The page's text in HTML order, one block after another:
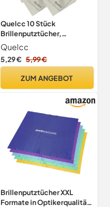
Quelcc 10 Stück
Brillenputztücher,
Mikrofaser Reinigungstuch,
Microfaser Display
Reinigungstuch, für Brillen,
Mikrofasertuch(15 x 18cm)
Quelcc
5,29 € 5,99 €
ZUM ANGEBOT
Brillenputztücher XXL
Formate in Optikerqualität